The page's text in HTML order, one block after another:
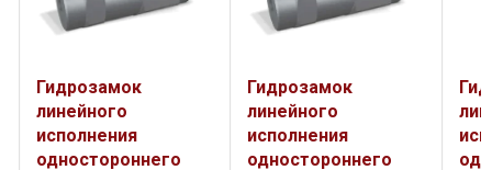
Гидрозамок
линейного
исполнения
одностороннего
Гидрозамок
линейного
исполнения
одностороннего